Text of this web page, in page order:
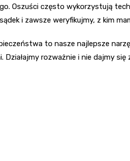
Oszuści często wykorzystują
i zawsze weryfikujmy, z kim
to nasze najlepsze
rozważnie i nie dajmy się